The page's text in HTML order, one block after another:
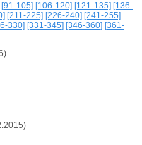
[91-105] [106-120] [121-135] [136-
[211-225] [226-240] [241-255]
330] [331-345] [346-360] [361-